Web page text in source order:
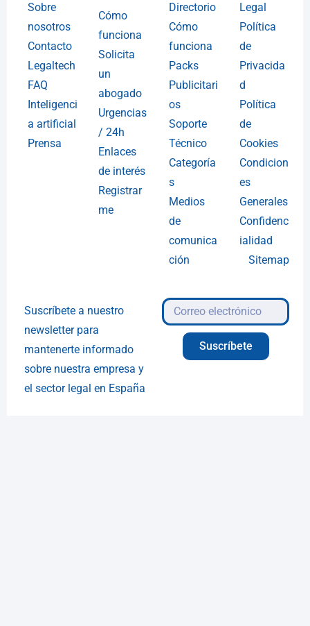
Sobre
nosotros
Contacto
Legaltech
FAQ
Inteligenci
a artificial
Prensa
Cómo
funciona
Solicita
un
abogado
Urgencias
/ 24h
Enlaces
de interés
Registrar
me
Directorio
Cómo
funciona
Packs
Publicitari
os
Soporte
Técnico
Categoría
s
Medios
de
comunica
ción
Legal
Política
de
Privacida
d
Política
de
Cookies
Condicion
es
Generales
Confidenc
ialidad
Sitemap
Suscríbete a nuestro
newsletter para
mantenerte informado
sobre nuestra empresa y
el sector legal en España
Suscríbete